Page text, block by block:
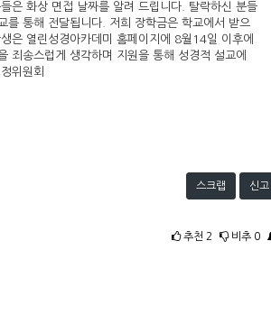
은 화상 면접 날짜를 알려 드립니다. 탈락하신 분들
통해 전달됩니다. 저희 장학금은 학교에서 받으
은 열린성경아카데미 홈페이지에 8월14일 이후에
죄송스럽게 생각하며 지원을 통해 성경적 설교에
위원회
스크랩 신고
추천 2 비추 0